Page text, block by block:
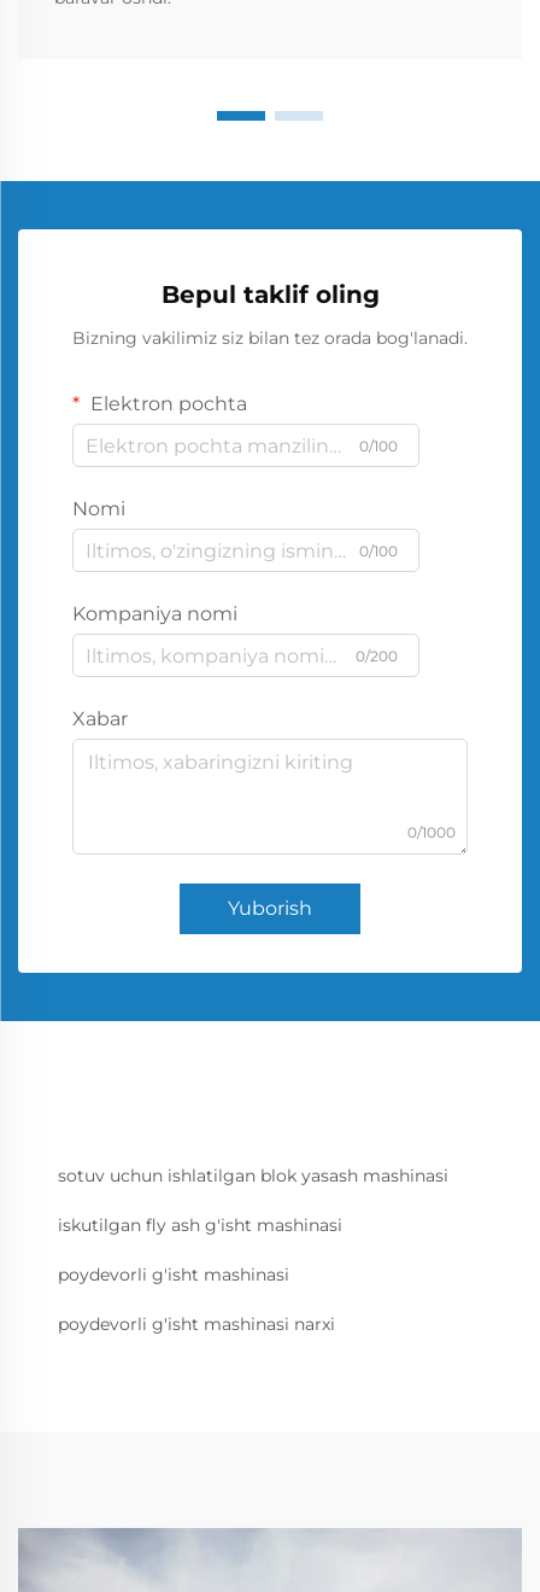
Bepul taklif oling
Bizning vakilimiz siz bilan tez orada bog'lanadi.
Elektron pochta
0/100
Nomi
0/100
Kompaniya nomi
0/200
Xabar
0/1000
Yuborish
sotuv uchun ishlatilgan blok yasash mashinasi
iskutilgan fly ash g'isht mashinasi
poydevorli g'isht mashinasi
poydevorli g'isht mashinasi narxi